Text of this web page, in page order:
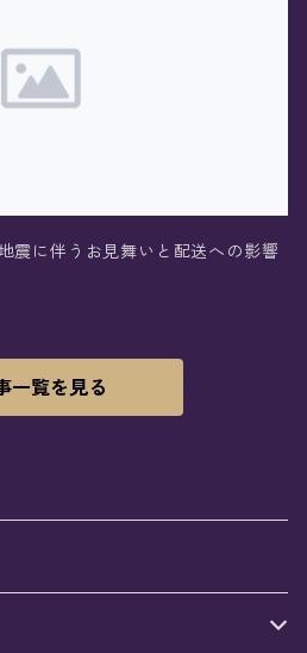
震に伴うお見舞いと配送への影響
一覧を見る